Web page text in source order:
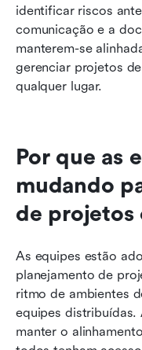
identificar riscos
comunicação e a
manterem-se
gerenciar projetos
qualquer lugar.
Por que as
mudando
de projetos
As equipes estão
planejamento de
ritmo de ambientes
equipes
manter o